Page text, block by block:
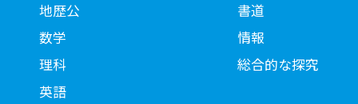
地歴公
数学
理科
英語
書道
情報
総合的な探究